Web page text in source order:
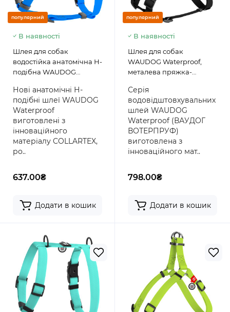
популярний
В наявності
Шлея для собак
водостійка анатомічна Н-
подібна WAUDOG
паспортом, пластикова
пряжка-фастекс,
блакитна
Нові анатомічні Н-
подібні шлеї WAUDOG
Waterproof
виготовлені з
інноваційного
матеріалу COLLARTEX,
ро..
637.00₴
Додати в кошик
популярний
В наявності
Шлея для собак
WAUDOG Waterproof,
металева пряжка-
Серія
водовідштовхувальних
шлей WAUDOG
Waterproof (ВАУДОГ
ВОТЕРПРУФ)
виготовлена з
інноваційного мат..
798.00₴
Додати в кошик